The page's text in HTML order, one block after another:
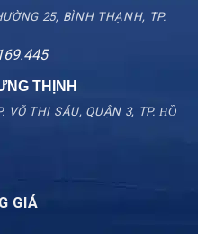
25, BÌNH THẠNH, TP.
THỊNH
VÕ THỊ SÁU, QUẬN 3, TP. HỒ
GIÁ